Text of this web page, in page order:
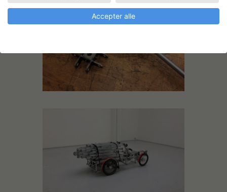
Accepter alle